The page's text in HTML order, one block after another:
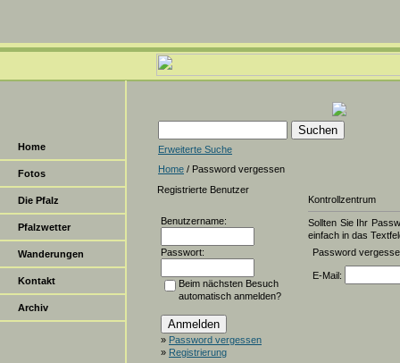
Home
Fotos
Die Pfalz
Pfalzwetter
Wanderungen
Kontakt
Archiv
Erweiterte Suche
Home / Password vergessen
Registrierte Benutzer
Benutzername:
Passwort:
Beim nächsten Besuch
automatisch anmelden?
» Password vergessen
» Registrierung
Kontrollzentrum
Sollten Sie Ihr
einfach in das
Password
E-Mail: